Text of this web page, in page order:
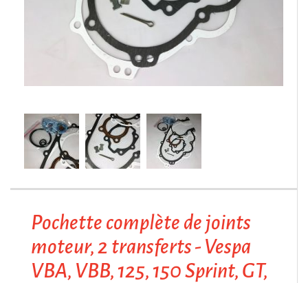
Pochette complète de joints
moteur, 2 transferts - Vespa
VBA, VBB, 125, 150 Sprint, GT,